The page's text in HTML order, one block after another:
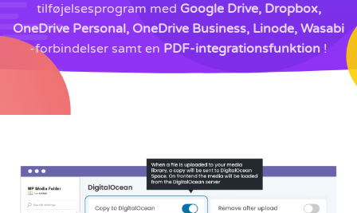
tilføjelsesprogram med Google Drive, Dropbox,
OneDrive Personal, OneDrive Business, Linode, Wasabi
-forbindelser samt en PDF-integrationsfunktion !